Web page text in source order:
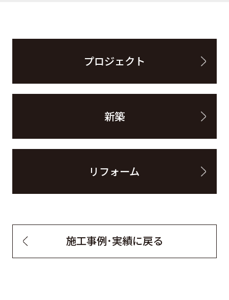
プロジェクト
新築
リフォーム
施工事例・実績に戻る